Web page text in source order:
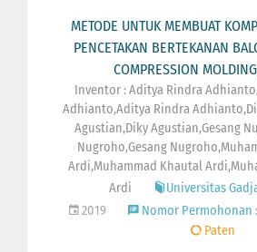
METODE UNTUK MEMBUAT
PENCETAKAN BERTEKANAN
COMPRESSION
Inventor : Aditya Rindra
Adhianto,Aditya Rindra
Agustian,Diky Agustian,Gesang
Nugroho,Gesang
Ardi,Muhammad Khautal
Ardi
Universitas
2019
Nomor Permohonan
Paten